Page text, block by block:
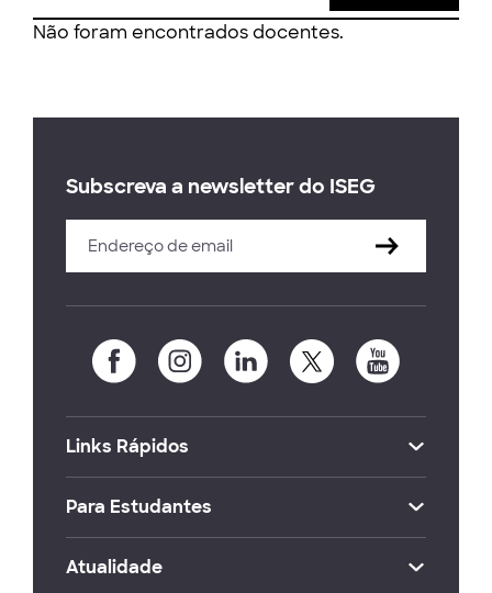
Não foram encontrados docentes.
Subscreva a newsletter do ISEG
Links Rápidos
Para Estudantes
Atualidade